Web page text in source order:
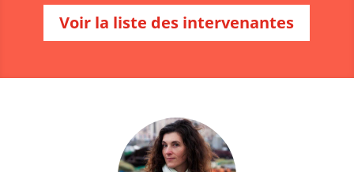
Voir la liste des intervenantes